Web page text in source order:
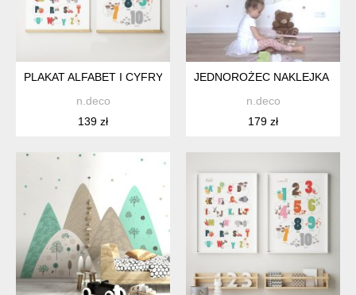
PLAKAT ALFABET I CYFRY 50X70CM ZESTAW PLAKAT DLA
n.deco
139 zł
JEDNOROŻEC NAKLEJKA
n.deco
179 zł